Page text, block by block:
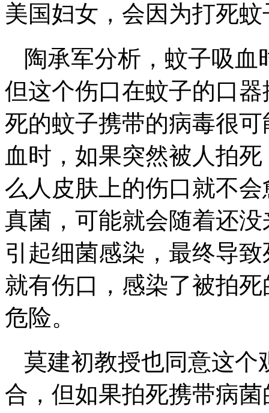
美国妇女，会因为打死
陶承军分析，蚊子吸
但这个伤口在蚊子的口
死的蚊子携带的病毒很
血时，如果突然被人拍
么人皮肤上的伤口就不
真菌，可能就会随着还
引起细菌感染，最终导
就有伤口，感染了被拍
危险。
莫建初教授也同意这个
合，但如果拍死携带病